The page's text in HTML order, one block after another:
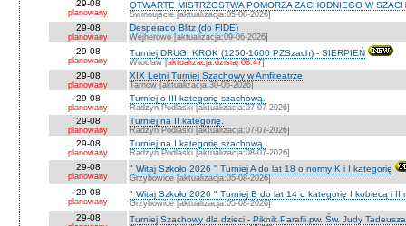
29-08
planowany
OTWARTE MISTRZOSTWA POMORZA ZACHODNIEGO W
Świnoujście [aktualizacja:05-08-2026]
29-08
planowany
Desperado Blitz (do FIDE)
Wejherowo [aktualizacja:09-06-2026]
29-08
planowany
Turniej DRUGI KROK (1250-1600 PZSzach) - SIERPIEŃ
Wrocław [aktualizacja:dzisiaj 08:47]
29-08
planowany
XIX Letni Turniej Szachowy w Amfiteatrze
Tarnów [aktualizacja:30-05-2026]
29-08
planowany
Turniej o III kategorię szachową.
Radzyń Podlaski [aktualizacja:07-07-2026]
29-08
planowany
Turniej na II kategorię.
Radzyń Podlaski [aktualizacja:07-07-2026]
29-08
planowany
Turniej na I kategorię szachową.
Radzyń Podlaski [aktualizacja:08-07-2026]
29-08
planowany
" Witaj Szkoło 2026 " Turniej A do lat 18 o normy K i I kategorię
Grzybowice [aktualizacja:05-08-2026]
29-08
planowany
" Witaj Szkoło 2026 " Turniej B do lat 14 o kategorię I kobiecą i II
Grzybowice [aktualizacja:05-08-2026]
29-08 Turniej Szachowy dla dzieci - Piknik Parafii pw. Św. Judy